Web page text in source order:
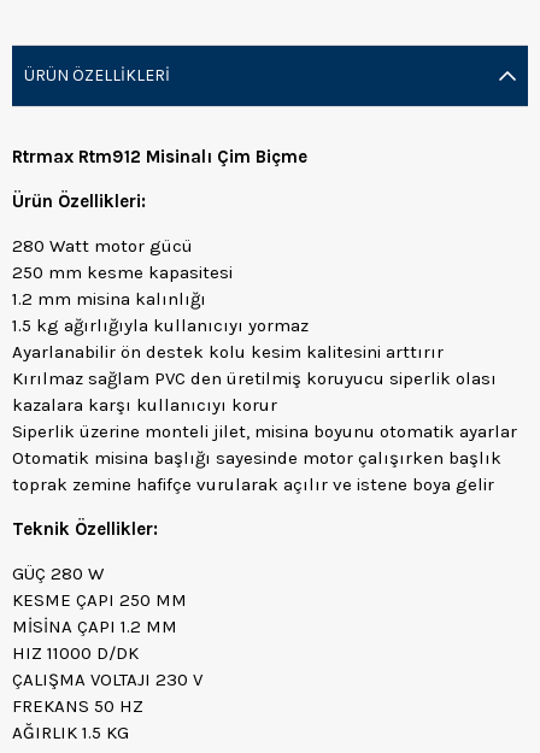
ÜRÜN ÖZELLIKLERI
Rtrmax Rtm912 Misinalı Çim Biçme
Ürün Özellikleri:
280 Watt motor gücü
250 mm kesme kapasitesi
1.2 mm misina kalınlığı
1.5 kg ağırlığıyla kullanıcıyı yormaz
Ayarlanabilir ön destek kolu kesim kalitesini arttırır
Kırılmaz sağlam PVC den üretilmiş koruyucu siperlik olası
kazalara karşı kullanıcıyı korur
Siperlik üzerine monteli jilet, misina boyunu otomatik ayarlar
Otomatik misina başlığı sayesinde motor çalışırken başlık
toprak zemine hafifçe vurularak açılır ve istene boya gelir
Teknik Özellikler:
GÜÇ 280 W
KESME ÇAPI 250 MM
MİSİNA ÇAPI 1.2 MM
HIZ 11000 D/DK
ÇALIŞMA VOLTAJI 230 V
FREKANS 50 HZ
AĞIRLIK 1.5 KG